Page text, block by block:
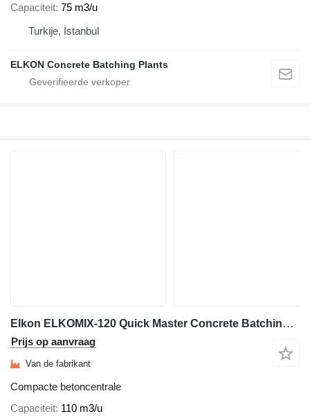
Capaciteit 75 m3/u
Turkije, İstanbul
ELKON Concrete Batching Plants
Elkon ELKOMIX-120 Quick Master Concrete Batching Plant
Prijs op aanvraag
Van de fabrikant
Compacte betoncentrale
Capaciteit 110 m3/u